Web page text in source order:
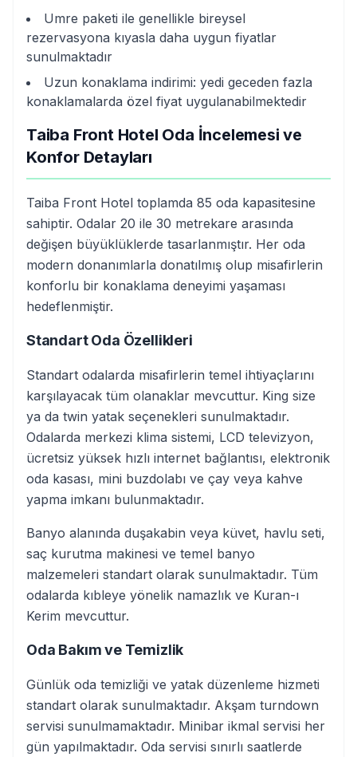
Umre paketi ile genellikle bireysel
rezervasyona kıyasla daha uygun fiyatlar
sunulmaktadır
Uzun konaklama indirimi: yedi geceden fazla
konaklamalarda özel fiyat uygulanabilmektedir
Taiba Front Hotel Oda İncelemesi ve
Konfor Detayları
Taiba Front Hotel toplamda 85 oda kapasitesine
sahiptir. Odalar 20 ile 30 metrekare arasında
değişen büyüklüklerde tasarlanmıştır. Her oda
modern donanımlarla donatılmış olup misafirlerin
konforlu bir konaklama deneyimi yaşaması
hedeflenmiştir.
Standart Oda Özellikleri
Standart odalarda misafirlerin temel ihtiyaçlarını
karşılayacak tüm olanaklar mevcuttur. King size
ya da twin yatak seçenekleri sunulmaktadır.
Odalarda merkezi klima sistemi, LCD televizyon,
ücretsiz yüksek hızlı internet bağlantısı, elektronik
oda kasası, mini buzdolabı ve çay veya kahve
yapma imkanı bulunmaktadır.
Banyo alanında duşakabin veya küvet, havlu seti,
saç kurutma makinesi ve temel banyo
malzemeleri standart olarak sunulmaktadır. Tüm
odalarda kıbleye yönelik namazlık ve Kuran-ı
Kerim mevcuttur.
Oda Bakım ve Temizlik
Günlük oda temizliği ve yatak düzenleme hizmeti
standart olarak sunulmaktadır. Akşam turndown
servisi sunulmamaktadır. Minibar ikmal servisi her
gün yapılmaktadır. Oda servisi sınırlı saatlerde